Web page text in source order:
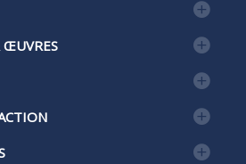
ŒUVRES